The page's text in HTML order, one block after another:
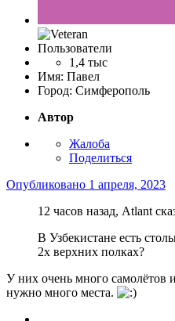
Пользователи
1,4 тыс
Имя: Павел
Город: Симферополь
Автор
Жалоба
Поделиться
Опубликовано 1 апреля, 2023
12 часов назад, Atlant
В Узбекистане есть
2х верхних полках?
У них очень много самолётов
нужно много места.